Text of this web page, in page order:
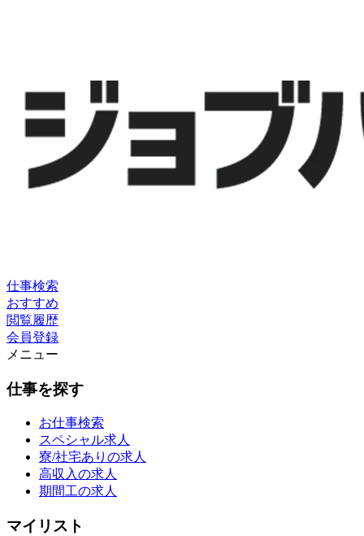
仕事検索
おすすめ
閲覧履歴
会員登録
メニュー
仕事を探す
お仕事検索
スペシャル求人
寮/社宅ありの求人
高収入の求人
期間工の求人
マイリスト